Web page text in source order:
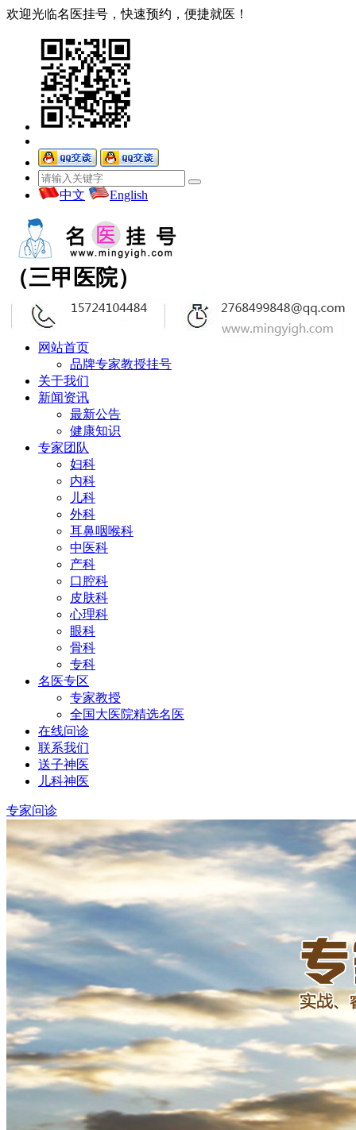
欢迎光临名医挂号，快速预约，便捷就医！
中文 English
（三甲医院）
网站首页
品牌专家教授挂号
关于我们
新闻资讯
最新公告
健康知识
专家团队
妇科
内科
儿科
外科
耳鼻咽喉科
中医科
产科
口腔科
皮肤科
心理科
眼科
骨科
专科
名医专区
专家教授
全国大医院精选名医
在线问诊
联系我们
送子神医
儿科神医
专家问诊